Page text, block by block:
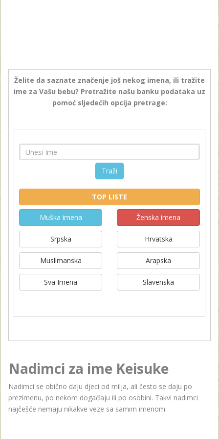
Želite da saznate značenje još nekog imena, ili tražite
ime za Vašu bebu? Pretražite našu banku podataka uz
pomoć sljedećih opcija pretrage:
Traži
TOP LISTE
Muška imena Ženska imena
Srpska Hrvatska
Muslimanska Arapska
Sva Imena Slavenska
Nadimci za ime Keisuke
Nadimci se obično daju djeci od milja, ali često se daju po
prezimenu, po nekom događaju ili po osobini. Takvi nadimci
najčešće nemaju nikakve veze sa samim imenom.